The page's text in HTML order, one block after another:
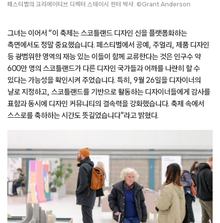
페스티벌의 크리에이티브 디렉터 스테이시 헌터 박사. ©Grant Anderson
그녀는 이어서 “이 축제는 스코틀랜드 디자인 신을 플랫폼화하는
측면에서도 정말 중요했습니다. 페스티벌에서 공예, 주얼리, 제품 디자인
등 광범위한 영역의 재능 있는 이들이 함께 교류한다는 것은 인구수 약
600만 명의 스코틀랜드가 다른 디자인 국가들과 어깨를 나란히 할 수
있다는 가능성을 확인시켜 주었습니다. 특히, 9월 26일을 디자이너의
날로 지정하고, 스코틀랜드를 기반으로 활동하는 디자이너들에게 감사를
표함과 동시에 디자인 커뮤니티의 결속력을 강화했습니다. 축제 속에서
스스로를 축하하는 시간도 뜻깊었습니다”라고 밝혔다.